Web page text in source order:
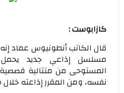
كازابوست :
قال الكاتب أنطونيوس عماد
مسلسل إذاعي جديد
المستوحى من متتالية
نفسه، ومن المقرر إذاعته